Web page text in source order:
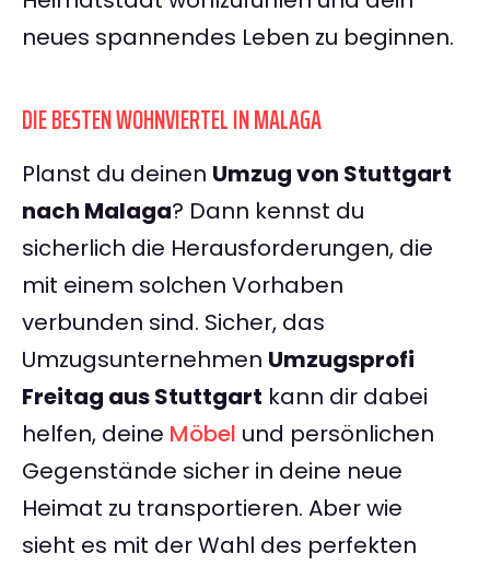
neues spannendes Leben zu beginnen.
DIE BESTEN WOHNVIERTEL IN MALAGA
Planst du deinen Umzug von Stuttgart
nach Malaga? Dann kennst du
sicherlich die Herausforderungen, die
mit einem solchen Vorhaben
verbunden sind. Sicher, das
Umzugsunternehmen Umzugsprofi
Freitag aus Stuttgart kann dir dabei
helfen, deine Möbel und persönlichen
Gegenstände sicher in deine neue
Heimat zu transportieren. Aber wie
sieht es mit der Wahl des perfekten